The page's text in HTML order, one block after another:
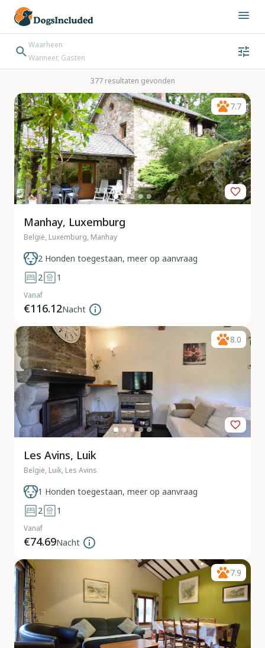
Waarheen
Wanneer, Gasten
Bestemming zoeken
Inchecken → Uitchecken377 resultaten gevonden
7.7
Manhay, Luxemburg
België, Luxemburg, Manhay
2 Honden toegestaan, meer op aanvraag
2
1
Vanaf
€116.12Nacht
8.0
Les Avins, Luik
België, Luik, Les Avins
1 Honden toegestaan, meer op aanvraag
2
1
Vanaf
€74.69Nacht
7.9